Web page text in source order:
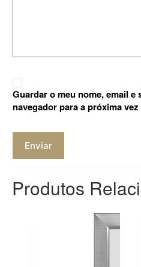
Guardar o meu nome, email e
navegador para a próxima
Enviar
Produtos